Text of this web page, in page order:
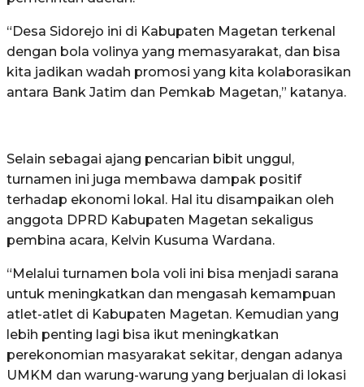
“Desa Sidorejo ini di Kabupaten Magetan terkenal
dengan bola volinya yang memasyarakat, dan bisa
kita jadikan wadah promosi yang kita kolaborasikan
antara Bank Jatim dan Pemkab Magetan,” katanya.
Selain sebagai ajang pencarian bibit unggul,
turnamen ini juga membawa dampak positif
terhadap ekonomi lokal. Hal itu disampaikan oleh
anggota DPRD Kabupaten Magetan sekaligus
pembina acara, Kelvin Kusuma Wardana.
“Melalui turnamen bola voli ini bisa menjadi sarana
untuk meningkatkan dan mengasah kemampuan
atlet-atlet di Kabupaten Magetan. Kemudian yang
lebih penting lagi bisa ikut meningkatkan
perekonomian masyarakat sekitar, dengan adanya
UMKM dan warung-warung yang berjualan di lokasi